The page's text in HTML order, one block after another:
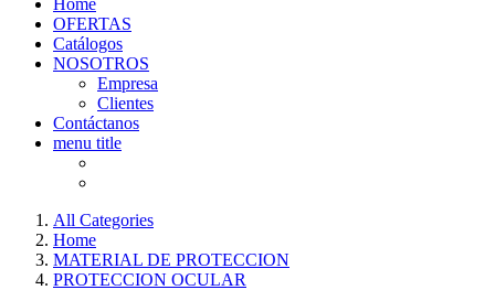
Home
OFERTAS
Catálogos
NOSOTROS
Empresa
Clientes
Contáctanos
menu title
All Categories
Home
MATERIAL DE PROTECCION
PROTECCION OCULAR